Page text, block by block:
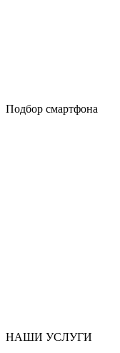
Подбор смартфона
НАШИ УСЛУГИ